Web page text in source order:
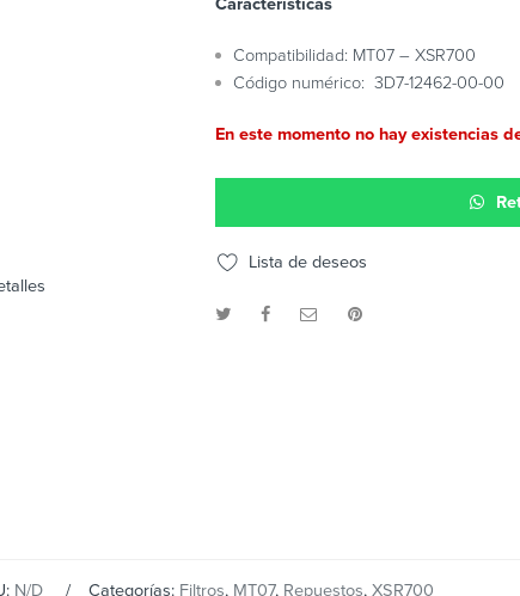
Características
Compatibilidad: MT07 – XSR700
Código numérico: 3D7-12462-00-00
En este momento no hay existencias
Lista de deseos
N/D Categorías: Filtros, MT07, Repuestos, XSR700